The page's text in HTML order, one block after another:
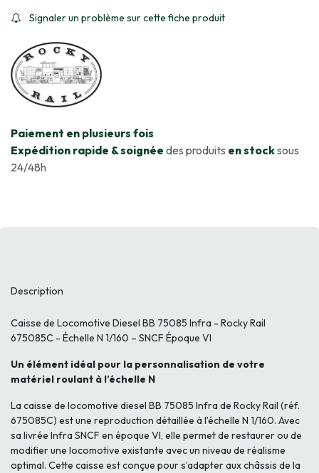
Signaler un problème sur cette fiche produit
​Paiement en plusieurs fois
Expédition rapide & soignée des produits en stocksous
24/48h
Description
Caisse de Locomotive Diesel BB 75085 Infra - Rocky Rail
675085C - Échelle N 1/160 – SNCF Époque VI
Un élément idéal pour la personnalisation de votre
matériel roulant à l’échelle N
La caisse de locomotive diesel BB 75085 Infra de Rocky Rail (réf.
675085C) est une reproduction détaillée à l’échelle N 1/160. Avec
sa livrée Infra SNCF en époque VI, elle permet de restaurer ou de
modifier une locomotive existante avec un niveau de réalisme
optimal. Cette caisse est conçue pour s’adapter aux châssis de la